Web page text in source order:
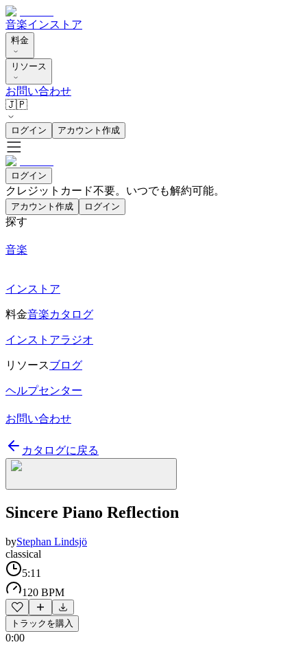
音楽インストア
料金
リソース
お問い合わせ
🇯🇵
ログイン アカウント作成
ログイン
クレジットカード不要。いつでも解約可能。
アカウント作成 ログイン
探す
音楽
インストア
料金音楽カタログ
インストアラジオ
リソースブログ
ヘルプセンター
お問い合わせ
カタログに戻る
Sincere Piano Reflection
byStephan Lindsjö
classical
5:11
120 BPM
トラックを購入
0:00